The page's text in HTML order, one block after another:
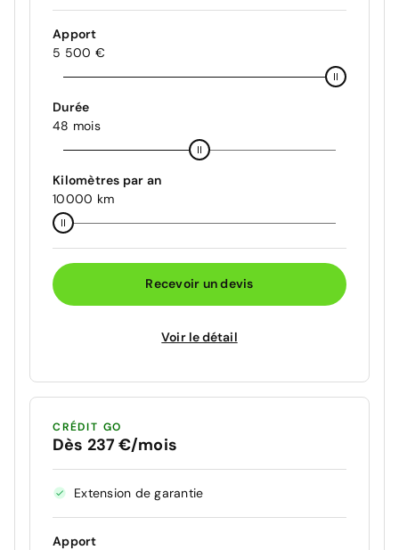
Apport
5 500 €
Durée
48 mois
Kilomètres par an
10000 km
Recevoir un devis
Voir le détail
CRÉDIT GO
Dès 237 €/mois
Extension de garantie
Apport